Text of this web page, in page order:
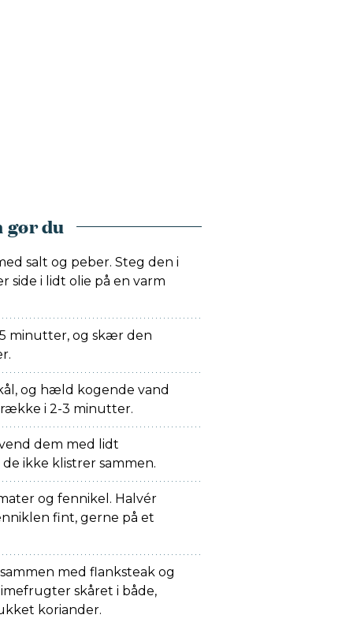
gør du
salt og peber. Steg den i
side i lidt olie på en varm
minutter, og skær den
og hæld kogende vand
i 2-3 minutter.
dem med lidt
ikke klistrer sammen.
og fennikel. Halvér
fint, gerne på et
med flanksteak og
skåret i både,
koriander.